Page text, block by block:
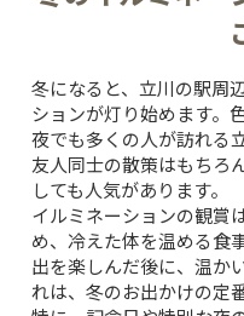
冬になると、立川の駅周
ションが灯り始めます。
夜でも多くの人が訪れる
友人同士の散策はもちろ
しても人気があります。
イルミネーションの観賞
め、冷えた体を温める食
出を楽しんだ後に、温か
れは、冬のお出かけの定